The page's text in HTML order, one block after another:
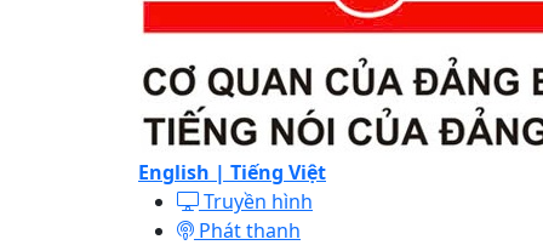
English | Tiếng Việt
Truyền hình
Phát thanh